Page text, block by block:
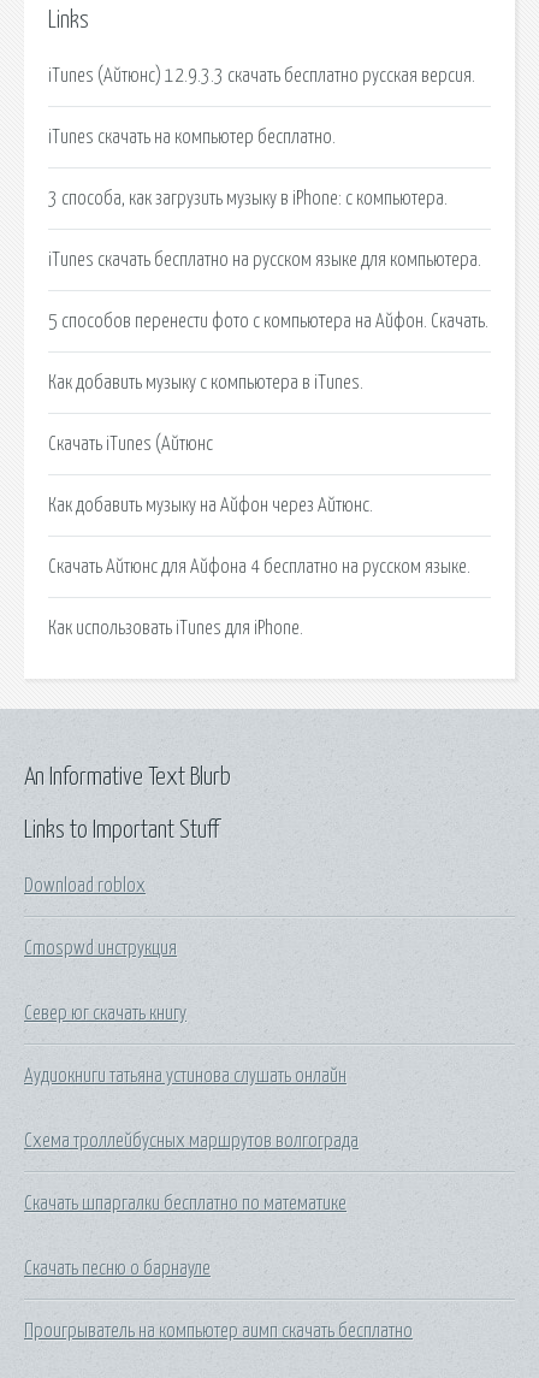
Links
iTunes (Айтюнс) 12.9.3.3 скачать бесплатно русская версия.
iTunes скачать на компьютер бесплатно.
3 способа, как загрузить музыку в iPhone: с компьютера.
iTunes скачать бесплатно на русском языке для компьютера.
5 способов перенести фото с компьютера на Айфон. Скачать.
Как добавить музыку с компьютера в iTunes.
Скачать iTunes (Айтюнс
Как добавить музыку на Айфон через Айтюнс.
Скачать Айтюнс для Айфона 4 бесплатно на русском языке.
Как использовать iTunes для iPhone.
Links to Important Stuff
Download roblox
Cmospwd инструкция
Север юг скачать книгу
Аудиокниги татьяна устинова слушать онлайн
Схема троллейбусных маршрутов волгограда
Скачать шпаргалки бесплатно по математике
Скачать песню о барнауле
Проигрыватель на компьютер аимп скачать бесплатно
An Informative Text Blurb